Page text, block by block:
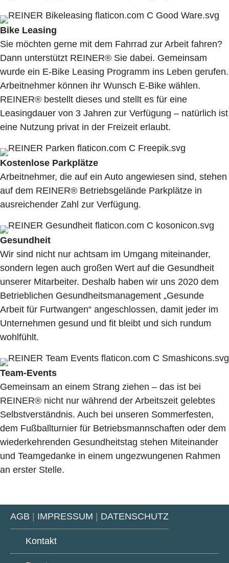
Bike Leasing
Sie möchten gerne mit dem Fahrrad zur Arbeit fahren?
Dann unterstützt REINER® Sie dabei. Gemeinsam
wurde ein E-Bike Leasing Programm ins Leben gerufen.
Arbeitnehmer können ihr Wunsch E-Bike wählen.
REINER® bestellt dieses und stellt es für eine
Leasingdauer von 3 Jahren zur Verfügung – natürlich ist
eine Nutzung privat in der Freizeit erlaubt.
Kostenlose Parkplätze
Arbeitnehmer, die auf ein Auto angewiesen sind, stehen
auf dem REINER® Betriebsgelände Parkplätze in
ausreichender Zahl zur Verfügung.
Gesundheit
Wir sind nicht nur achtsam im Umgang miteinander,
sondern legen auch großen Wert auf die Gesundheit
unserer Mitarbeiter. Deshalb haben wir uns 2020 dem
Betrieblichen Gesundheitsmanagement „Gesunde
Arbeit für Furtwangen“ angeschlossen, damit jeder im
Unternehmen gesund und fit bleibt und sich rundum
wohlfühlt.
Team-Events
Gemeinsam an einem Strang ziehen – das ist bei
REINER® nicht nur während der Arbeitszeit gelebtes
Selbstverständnis. Auch bei unseren Sommerfesten,
dem Fußballturnier für Betriebsmannschaften oder dem
wiederkehrenden Gesundheitstag stehen Miteinander
und Teamgedanke in einem ungezwungenen Rahmen
an erster Stelle.
AGB IMPRESSUM DATENSCHUTZ
Kontakt